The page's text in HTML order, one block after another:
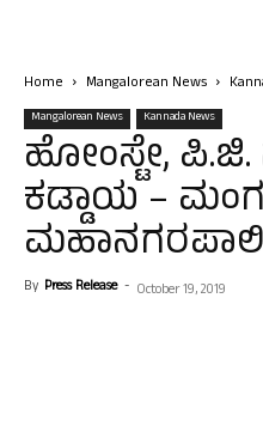
Home Mangalorean News
Mangalorean News Kannada News
ಹೋಂಸ್ಟೇ,
ಕಡ್ಡಾಯ –
By Press Release - October 19, 2019